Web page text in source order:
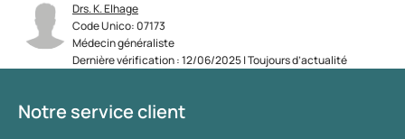
Drs. K. Elhage
Code Unico: 07173
Médecin généraliste
Dernière vérification : 12/06/2025 | Toujours d’actualité
Notre service client